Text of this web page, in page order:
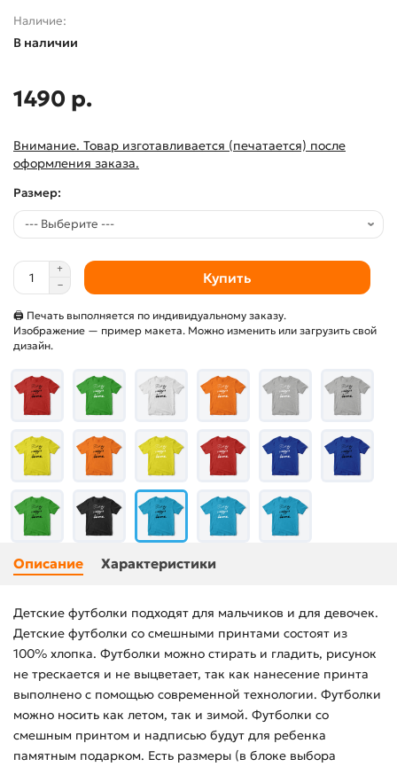
Наличие:
В наличии
1490 р.
Внимание. Товар изготавливается (печатается) после
оформления заказа.
Размер:
Купить
🖨 Печать выполняется по индивидуальному заказу.
Изображение — пример макета. Можно изменить или загрузить свой
дизайн.
Описание Характеристики
Детские футболки подходят для мальчиков и для девочек.
Детские футболки со смешными принтами состоят из
100% хлопка. Футболки можно стирать и гладить, рисунок
не трескается и не выцветает, так как нанесение принта
выполнено с помощью современной технологии. Футболки
можно носить как летом, так и зимой. Футболки со
смешным принтом и надписью будут для ребенка
памятным подарком. Есть размеры (в блоке выбора